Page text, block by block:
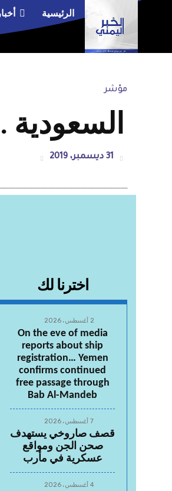
الرئيسية
مؤشر
السعودية
31 ديسمبر، 2019
اخترنا لك
2 أغسطس، 2026
On the eve of media
reports about ship
registration… Yemen
confirms continued
free passage through
Bab Al-Mandeb
7 أغسطس، 2026
قصف صاروخي يستهدف
صحن الجن ومواقع
عسكرية في مأرب
4 أغسطس، 2026